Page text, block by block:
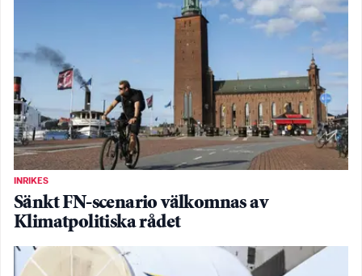
INRIKES
Sänkt FN-scenario välkomnas av
Klimatpolitiska rådet